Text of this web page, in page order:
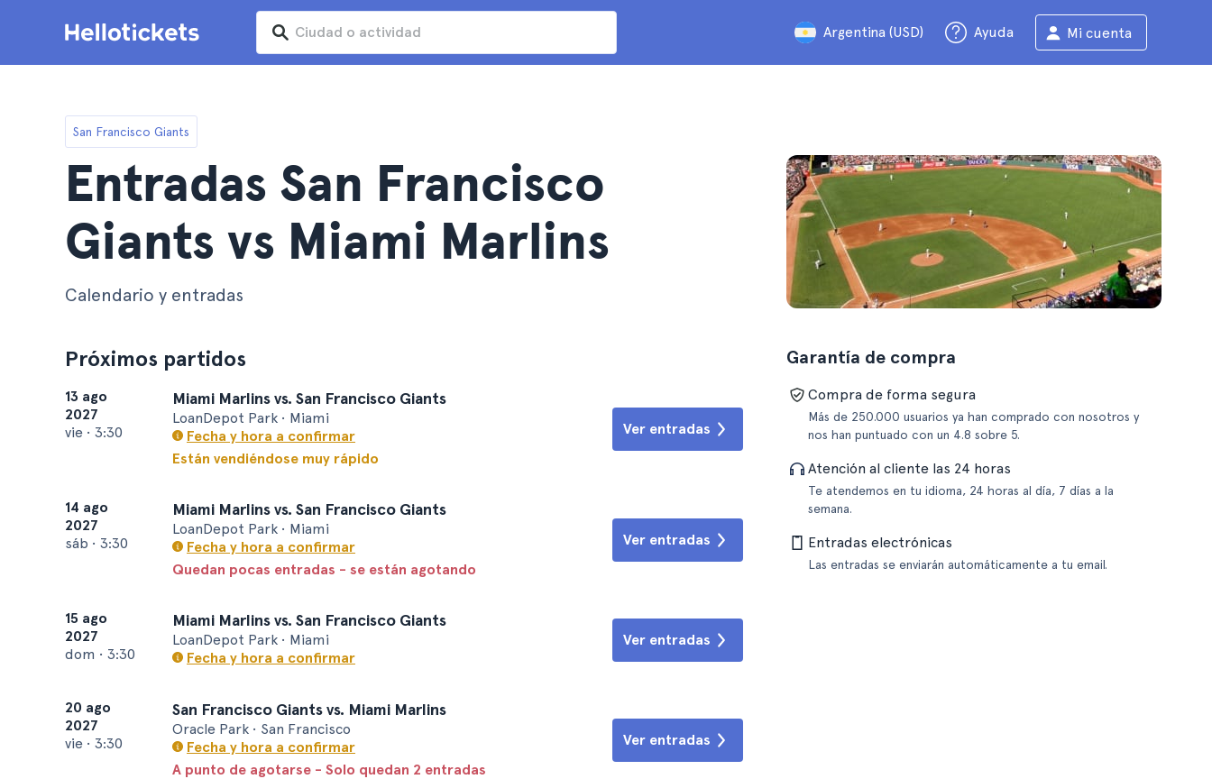
Argentina (USD) Ayuda Mi cuenta
San Francisco Giants
Entradas San Francisco
Giants vs Miami Marlins
Calendario y entradas
Próximos partidos
13 ago
2027
vie • 3:30
Miami Marlins vs. San Francisco Giants
LoanDepot Park • Miami
Fecha y hora a confirmar
Están vendiéndose muy rápido
Ver entradas
14 ago
2027
sáb • 3:30
Miami Marlins vs. San Francisco Giants
LoanDepot Park • Miami
Fecha y hora a confirmar
Quedan pocas entradas - se están agotando
Ver entradas
15 ago
2027
dom • 3:30
Miami Marlins vs. San Francisco Giants
LoanDepot Park • Miami
Fecha y hora a confirmar
Ver entradas
20 ago
2027
vie • 3:30
San Francisco Giants vs. Miami Marlins
Oracle Park • San Francisco
Fecha y hora a confirmar
A punto de agotarse - Solo quedan 2 entradas
Ver entradas
Garantía de compra
Compra de forma segura
Más de 250.000 usuarios ya han comprado con nosotros y
nos han puntuado con un 4.8 sobre 5.
Atención al cliente las 24 horas
Te atendemos en tu idioma, 24 horas al día, 7 días a la
semana.
Entradas electrónicas
Las entradas se enviarán automáticamente a tu email.